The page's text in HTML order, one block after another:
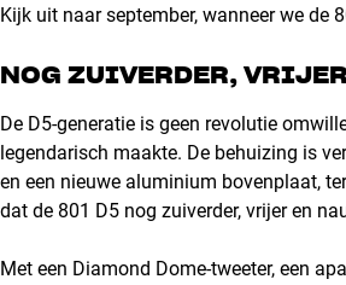
Kijk uit naar september, wanneer we de
NOG ZUIVERDER,
De D5-generatie is geen revolutie
legendarisch maakte. De behuizing is
en een nieuwe aluminium bovenplaat,
dat de 801 D5 nog zuiverder, vrijer en
Met een Diamond Dome-tweeter, een